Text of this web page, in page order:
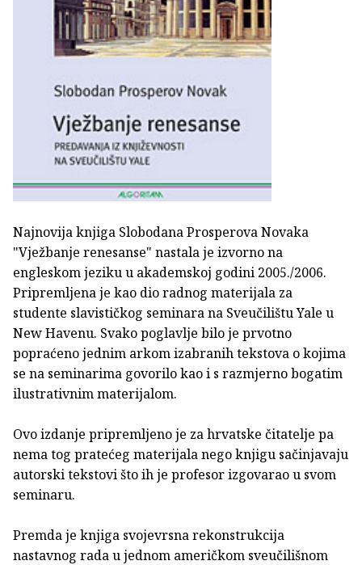
Najnovija knjiga Slobodana Prosperova Novaka
"Vježbanje renesanse" nastala je izvorno na
engleskom jeziku u akademskoj godini 2005./2006.
Pripremljena je kao dio radnog materijala za
studente slavističkog seminara na Sveučilištu Yale u
New Havenu. Svako poglavlje bilo je prvotno
popraćeno jednim arkom izabranih tekstova o kojima
se na seminarima govorilo kao i s razmjerno bogatim
ilustrativnim materijalom.
Ovo izdanje pripremljeno je za hrvatske čitatelje pa
nema tog pratećeg materijala nego knjigu sačinjavaju
autorski tekstovi što ih je profesor izgovarao u svom
seminaru.
Premda je knjiga svojevrsna rekonstrukcija
nastavnog rada u jednom američkom sveučilišnom